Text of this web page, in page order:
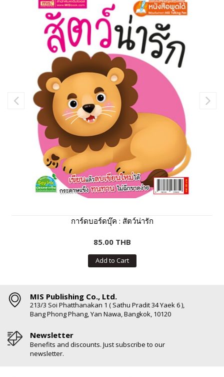
การ์ดบอร์ดบุ๊ค : สัตว์น่ารัก
85.00 THB
Add to Cart
MIS Publishing Co., Ltd.
213/3 Soi Phatthanakan 1 ( Sathu Pradit 34 Yaek 6 ),
Bang Phong Phang, Yan Nawa, Bangkok, 10120
Newsletter
Benefits and discounts. Just subscribe to our
newsletter.